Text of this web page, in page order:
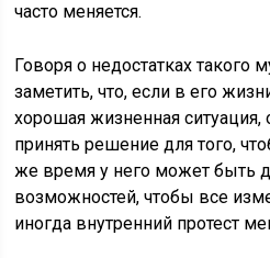
часто меняется.
Говоря о недостатках
заметить, что, если в его
хорошая жизненная
принять решение для того,
же время у него может быть
возможностей, чтобы все
иногда внутренний протест